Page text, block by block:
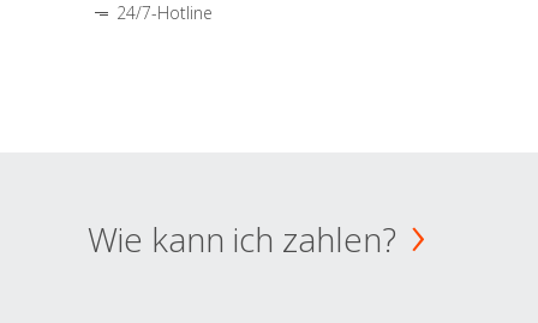
24/7-Hotline
Wie kann ich zahlen?